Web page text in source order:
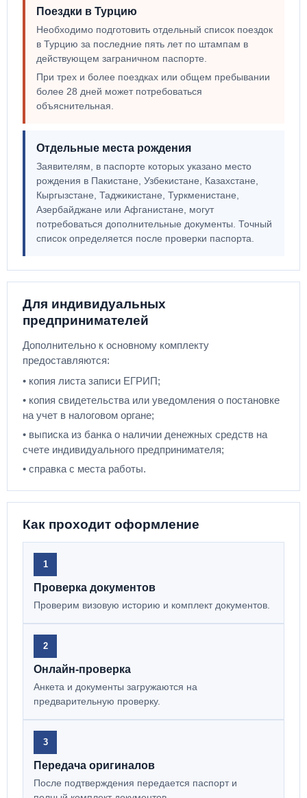
Поездки в Турцию
Необходимо подготовить отдельный список поездок
в Турцию за последние пять лет по штампам в
действующем заграничном паспорте.
При трех и более поездках или общем пребывании
более 28 дней может потребоваться
объяснительная.
Отдельные места рождения
Заявителям, в паспорте которых указано место
рождения в Пакистане, Узбекистане, Казахстане,
Кыргызстане, Таджикистане, Туркменистане,
Азербайджане или Афганистане, могут
потребоваться дополнительные документы. Точный
список определяется после проверки паспорта.
Для индивидуальных
предпринимателей
Дополнительно к основному комплекту
предоставляются:
• копия листа записи ЕГРИП;
• копия свидетельства или уведомления о постановке
на учет в налоговом органе;
• выписка из банка о наличии денежных средств на
счете индивидуального предпринимателя;
• справка с места работы.
Как проходит оформление
1
Проверка документов
Проверим визовую историю и комплект документов.
2
Онлайн-проверка
Анкета и документы загружаются на
предварительную проверку.
3
Передача оригиналов
После подтверждения передается паспорт и